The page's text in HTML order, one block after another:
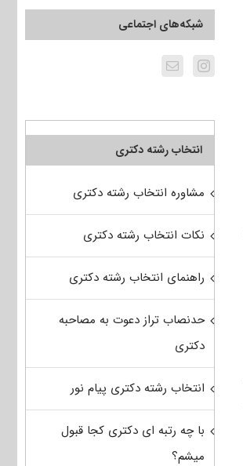
شبکه‌های اجتماعی
انتخاب رشته دکتری
مشاوره انتخاب رشته دکتری
نکات انتخاب رشته دکتری
راهنمای انتخاب رشته دکتری
حدنصاب تراز دعوت به مصاحبه
دکتری
انتخاب رشته دکتری پیام نور
با چه رتبه ای دکتری کجا قبول
میشم؟